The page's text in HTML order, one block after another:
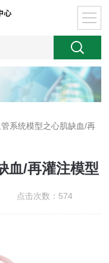
系统模型之心肌缺血/再
血/再灌注模型
点击次数：574